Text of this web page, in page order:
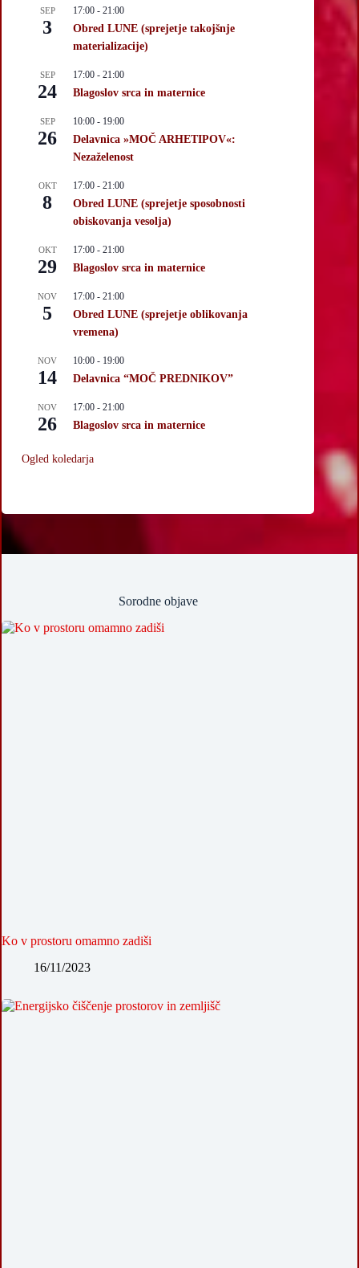
SEP
3
17:00 - 21:00
Obred LUNE (sprejetje takojšnje
materializacije)
SEP
24
17:00 - 21:00
Blagoslov srca in maternice
SEP
26
10:00 - 19:00
Delavnica »MOČ ARHETIPOV«:
Nezaželenost
OKT
8
17:00 - 21:00
Obred LUNE (sprejetje sposobnosti
obiskovanja vesolja)
OKT
29
17:00 - 21:00
Blagoslov srca in maternice
NOV
5
17:00 - 21:00
Obred LUNE (sprejetje oblikovanja
vremena)
NOV
14
10:00 - 19:00
Delavnica “MOČ PREDNIKOV”
NOV
26
17:00 - 21:00
Blagoslov srca in maternice
Ogled koledarja
Sorodne objave
Ko v prostoru omamno zadiši
16/11/2023